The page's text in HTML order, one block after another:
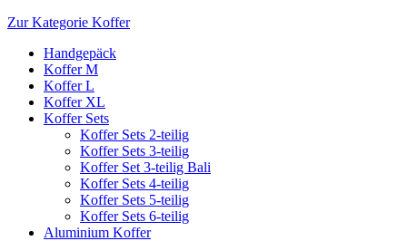
Zur Kategorie Koffer
Handgepäck
Koffer M
Koffer L
Koffer XL
Koffer Sets
Koffer Sets 2-teilig
Koffer Sets 3-teilig
Koffer Set 3-teilig Bali
Koffer Sets 4-teilig
Koffer Sets 5-teilig
Koffer Sets 6-teilig
Aluminium Koffer